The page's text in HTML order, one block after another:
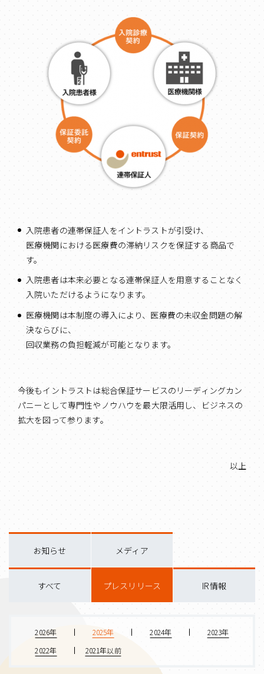
入院患者の連帯保証人をイントラストが引受け、
医療機関における医療費の滞納リスクを保証する商品で
す。
入院患者は本来必要となる連帯保証人を用意することなく
入院いただけるようになります。
医療機関は本制度の導入により、医療費の未収金問題の解
決ならびに、
回収業務の負担軽減が可能となります。
今後もイントラストは総合保証サービスのリーディングカン
パニーとして専門性やノウハウを最大限活用し、ビジネスの
拡大を図って参ります。
以上
すべて プレスリリース IR情報
お知らせ メディア
2026年 2025年 2024年
2023年
2022年
2021年以前